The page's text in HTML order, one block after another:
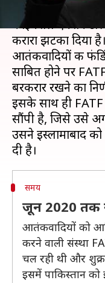
वैश्विक आतंकी
फाइनैंशल ऐक्शन
करारा झटका दिया है।
आतंकवादियों की
साबित होने पर
बरकरार रखने का
इसके साथ ही
सौंपी है, जिसे उसे
उसने इस्लामाबाद
समय
जून 2020 तक
आतंकवादियों को
करने वाली संस्था
चल रही थी और
इसमें पाकिस्तान को